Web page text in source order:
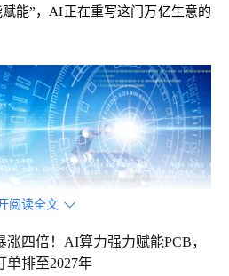
能”，AI正在重写这门万亿生意的
阅读全文 
涨四倍！AI算力强力赋能PCB，
单排至2027年